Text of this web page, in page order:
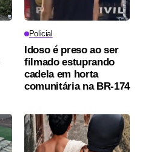
Policial
Idoso é preso ao ser
filmado estuprando
cadela em horta
comunitária na BR-174